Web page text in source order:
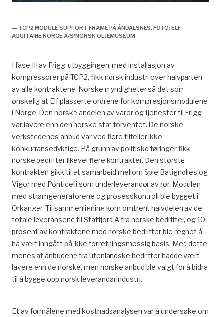
— TCP2 MODULE SUPPORT FRAME PÅ ÅNDALSNES. FOTO: ELF
AQUITAINE NORGE A/S/NORSK OLJEMUSEUM
I fase III av Frigg-utbyggingen, med installasjon av
kompressorer på TCP2, fikk norsk industri over halvparten
av alle kontraktene. Norske myndigheter så det som
ønskelig at Elf plasserte ordrene for kompresjonsmodulene
i Norge. Den norske andelen av varer og tjenester til Frigg
var lavere enn den norske stat forventet. De norske
verkstedenes anbud var ved flere tilfeller ikke
konkurransedyktige. På grunn av politiske føringer fikk
norske bedrifter likevel flere kontrakter. Den største
kontrakten gikk til et samarbeid mellom Spie Batignolies og
Vigor med Ponticelli som underleverandør av rør. Modulen
med strømgeneratorene og prosesskontroll ble bygget i
Orkanger. Til sammenligning kom omtrent halvdelen av de
totale leveransene til Statfjord A fra norske bedrifter, og 10
prosent av kontraktene med norske bedrifter ble regnet å
ha vært inngått på ikke forretningsmessig basis. Med dette
menes at anbudene fra utenlandske bedrifter hadde vært
lavere enn de norske, men norske anbud ble valgt for å bidra
til å bygge opp norsk leverandørindustri.
Et av formålene med kostnadsanalysen var å undersøke om